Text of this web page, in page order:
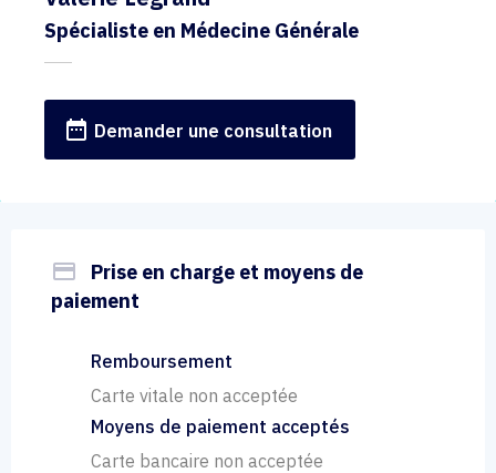
Spécialiste en Médecine Générale
date_range Demander une consultation
payment
Prise en charge et moyens de
paiement
Remboursement
Carte vitale non acceptée
Moyens de paiement acceptés
Carte bancaire non acceptée